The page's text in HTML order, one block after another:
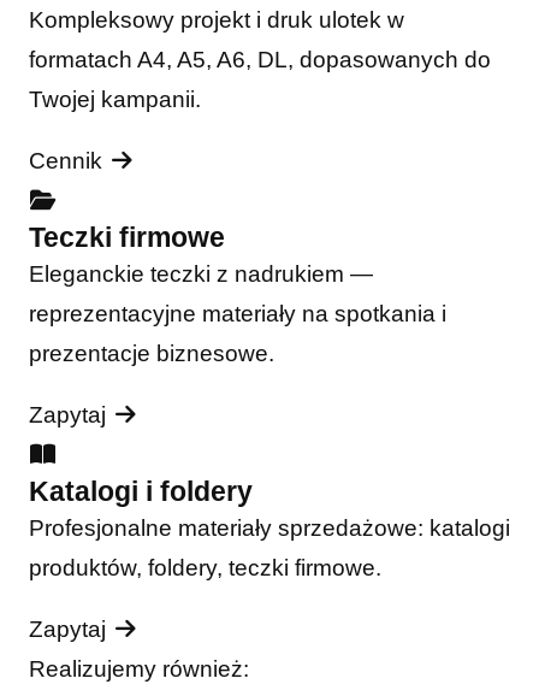
Kompleksowy projekt i druk ulotek w
formatach A4, A5, A6, DL, dopasowanych do
Twojej kampanii.
Cennik
Teczki firmowe
Eleganckie teczki z nadrukiem —
reprezentacyjne materiały na spotkania i
prezentacje biznesowe.
Zapytaj
Katalogi i foldery
Profesjonalne materiały sprzedażowe: katalogi
produktów, foldery, teczki firmowe.
Zapytaj
Realizujemy również: